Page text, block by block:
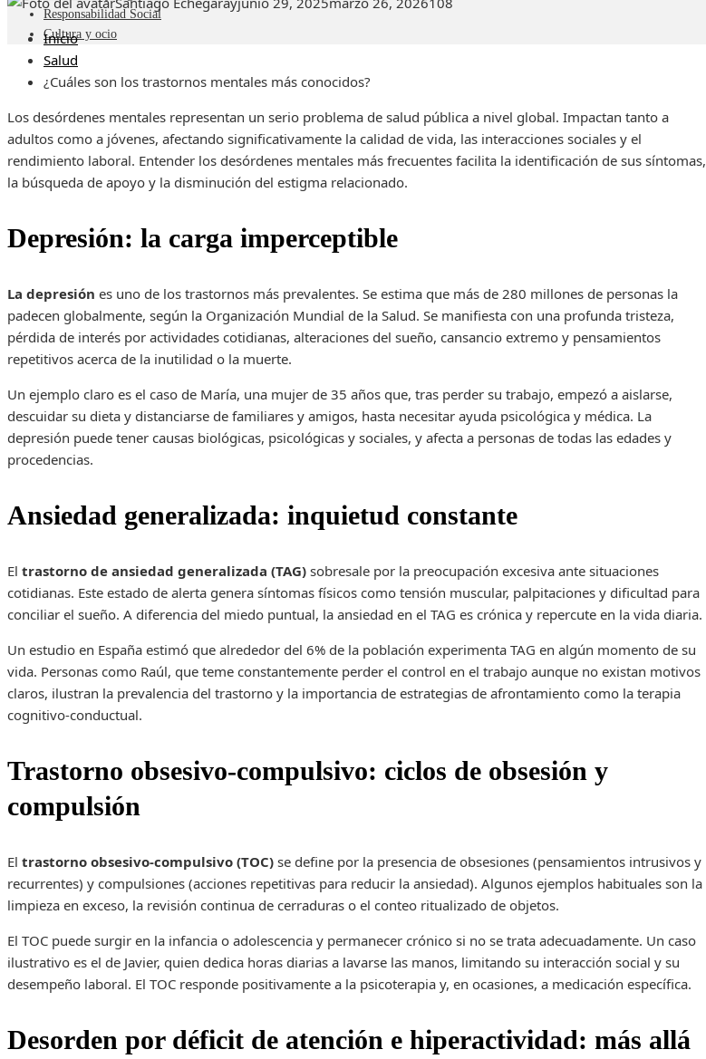
Responsabilidad Social
Cultura y ocio
Inicio
Salud
¿Cuáles son los trastornos mentales más conocidos?
Los desórdenes mentales representan un serio problema de salud pública a nivel global. Impactan tanto a
adultos como a jóvenes, afectando significativamente la calidad de vida, las interacciones sociales y el
rendimiento laboral. Entender los desórdenes mentales más frecuentes facilita la identificación de sus síntomas,
la búsqueda de apoyo y la disminución del estigma relacionado.
Depresión: la carga imperceptible
La depresión es uno de los trastornos más prevalentes. Se estima que más de 280 millones de personas la
padecen globalmente, según la Organización Mundial de la Salud. Se manifiesta con una profunda tristeza,
pérdida de interés por actividades cotidianas, alteraciones del sueño, cansancio extremo y pensamientos
repetitivos acerca de la inutilidad o la muerte.
Un ejemplo claro es el caso de María, una mujer de 35 años que, tras perder su trabajo, empezó a aislarse,
descuidar su dieta y distanciarse de familiares y amigos, hasta necesitar ayuda psicológica y médica. La
depresión puede tener causas biológicas, psicológicas y sociales, y afecta a personas de todas las edades y
procedencias.
Ansiedad generalizada: inquietud constante
El trastorno de ansiedad generalizada (TAG) sobresale por la preocupación excesiva ante situaciones
cotidianas. Este estado de alerta genera síntomas físicos como tensión muscular, palpitaciones y dificultad para
conciliar el sueño. A diferencia del miedo puntual, la ansiedad en el TAG es crónica y repercute en la vida diaria.
Un estudio en España estimó que alrededor del 6% de la población experimenta TAG en algún momento de su
vida. Personas como Raúl, que teme constantemente perder el control en el trabajo aunque no existan motivos
claros, ilustran la prevalencia del trastorno y la importancia de estrategias de afrontamiento como la terapia
cognitivo-conductual.
Trastorno obsesivo-compulsivo: ciclos de obsesión y
compulsión
El trastorno obsesivo-compulsivo (TOC) se define por la presencia de obsesiones (pensamientos intrusivos y
recurrentes) y compulsiones (acciones repetitivas para reducir la ansiedad). Algunos ejemplos habituales son la
limpieza en exceso, la revisión continua de cerraduras o el conteo ritualizado de objetos.
El TOC puede surgir en la infancia o adolescencia y permanecer crónico si no se trata adecuadamente. Un caso
ilustrativo es el de Javier, quien dedica horas diarias a lavarse las manos, limitando su interacción social y su
desempeño laboral. El TOC responde positivamente a la psicoterapia y, en ocasiones, a medicación específica.
Desorden por déficit de atención e hiperactividad: más allá